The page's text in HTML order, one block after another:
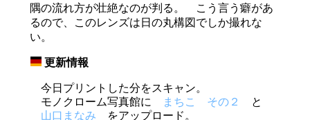
隅の流れ方が壮絶なのが判る。 こう言う癖があ
るので、このレンズは日の丸構図でしか撮れな
い。
更新情報
今日プリントした分をスキャン。
モノクローム写真館に
まちこ その２
と
山口まなみ をアップロード。